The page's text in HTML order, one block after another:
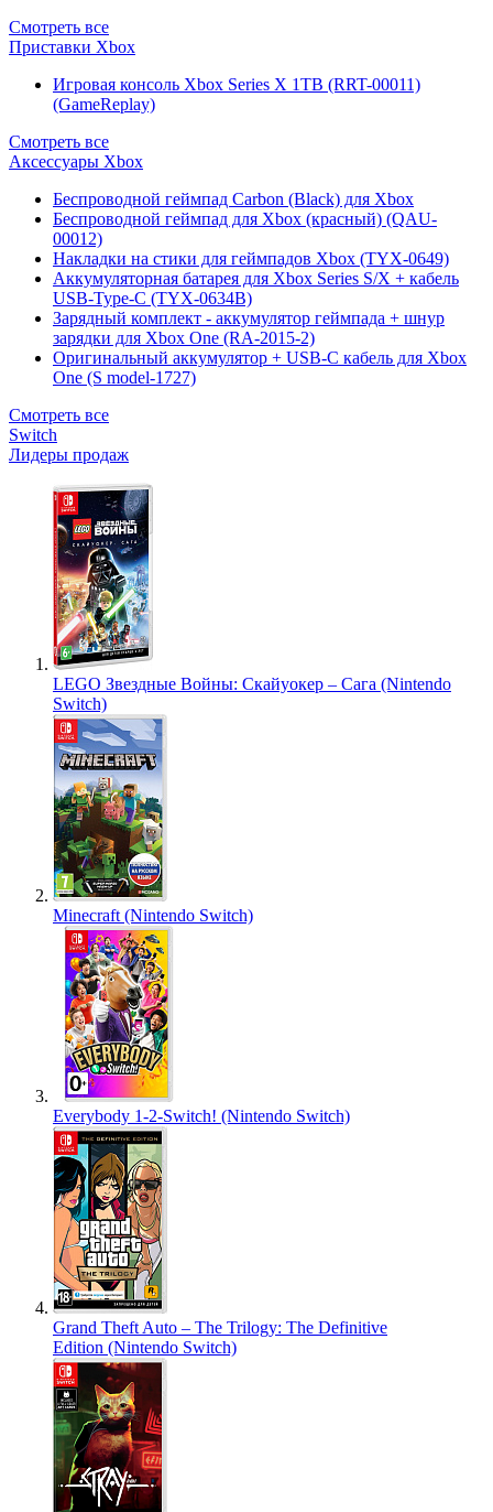
Смотреть все
Приставки Xbox
Игровая консоль Xbox Series X 1TB (RRT-00011)
(GameReplay)
Смотреть все
Аксессуары Xbox
Беспроводной геймпад Carbon (Black) для Xbox
Беспроводной геймпад для Xbox (красный) (QAU-
00012)
Накладки на стики для геймпадов Xbox (TYX-0649)
Аккумуляторная батарея для Xbox Series S/X + кабель
USB-Type-C (TYX-0634B)
Зарядный комплект - аккумулятор геймпада + шнур
зарядки для Xbox One (RA-2015-2)
Оригинальный аккумулятор + USB-C кабель для Xbox
One (S model-1727)
Смотреть все
Switch
Лидеры продаж
LEGO Звездные Войны: Скайуокер – Сага (Nintendo
Switch)
Minecraft (Nintendo Switch)
Everybody 1-2-Switch! (Nintendo Switch)
Grand Theft Auto – The Trilogy: The Definitive
Edition (Nintendo Switch)